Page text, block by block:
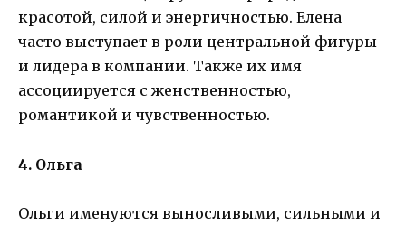
красотой, силой и энергичностью. Елена
часто выступает в роли центральной фигуры
и лидера в компании. Также их имя
ассоциируется с женственностью,
романтикой и чувственностью.
4. Ольга
Ольги именуются выносливыми, сильными и